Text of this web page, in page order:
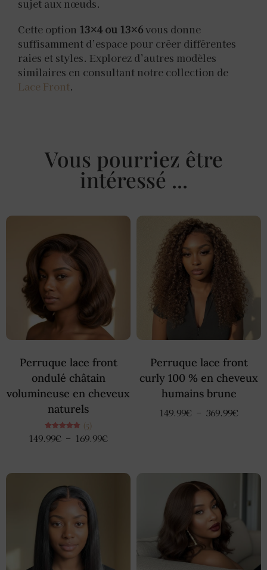
sujet aux nœuds.
Cette option 13×4 ou 13×6vous donne
suffisamment d’espace pour créer différentes
raies et styles. Explorez d’autres modèles
similaires en consultant notre collection de
Lace Front.
Vous pourriez être
intéressé ...
Perruque lace front
ondulé châtain
volumineuse en cheveux
naturels
Note
4.80
(5)
149.99€ – 169.99€
Perruque lace front
curly 100 % en cheveux
humains brune
149.99€ – 369.99€